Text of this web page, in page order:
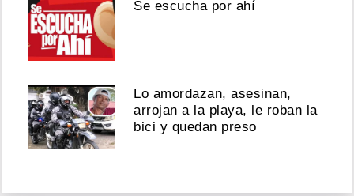
Se escucha por ahí
Lo amordazan, asesinan,
arrojan a la playa, le roban la
bici y quedan preso